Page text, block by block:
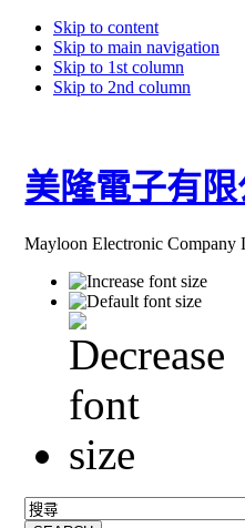
Skip to content
Skip to main navigation
Skip to 1st column
Skip to 2nd column
美隆電子有限
Mayloon Electronic Company